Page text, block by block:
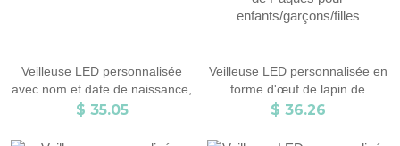
Veilleuse LED personnalisée
avec nom et date de naissance,
motif papillon en acrylique avec
d'anniversaire pour
$ 35.05
Veilleuse LED personnalisée en
forme d'œuf de lapin de
Pâques, imprimée en 3D,
télécommande, décoration pour
$ 36.26